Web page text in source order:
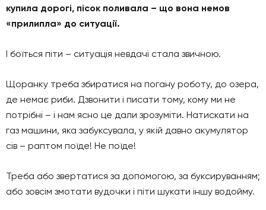
купила дорогі, пісок поливала – що вона немов
«прилипла» до ситуації.
І боїться піти – ситуація невдачі стала звичною.
Щоранку треба збиратися на погану роботу, до озера,
де немає риби. Дзвонити і писати тому, кому ми не
потрібні – і нам ясно це дали зрозуміти. Натискати на
газ машини, яка забуксувала, у якій давно акумулятор
сів – раптом поїде! Не поїде!
Треба або звертатися за допомогою, за буксируванням;
або зовсім змотати вудочки і піти шукати іншу водойму.